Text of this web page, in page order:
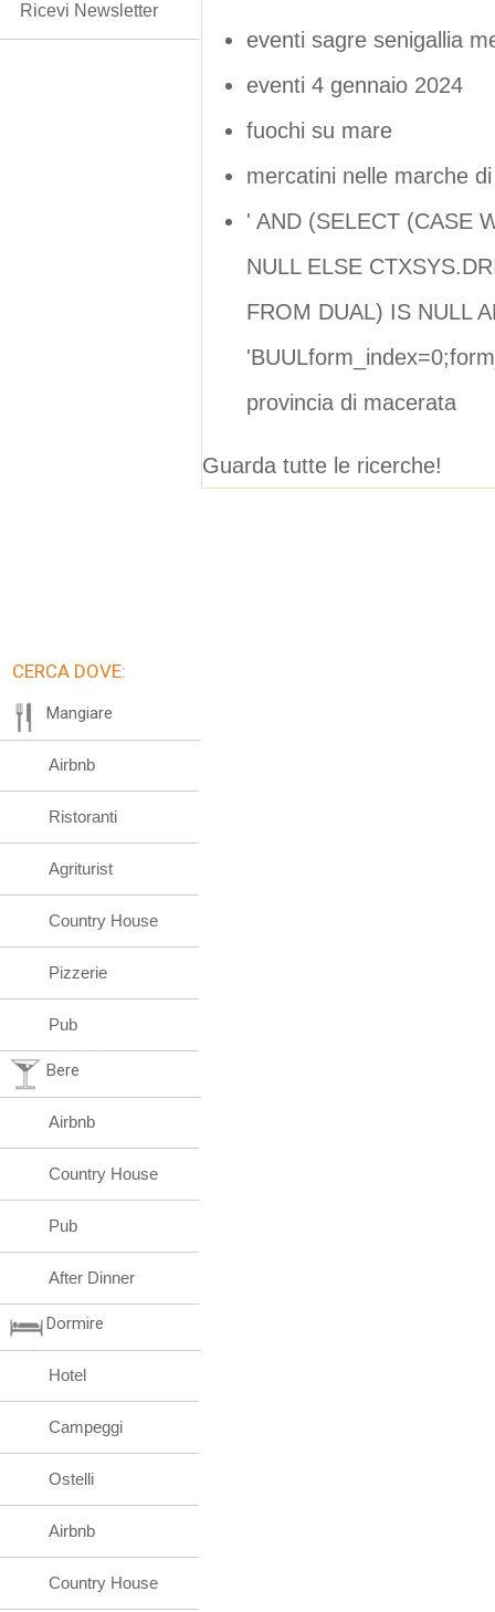
eventi sagre senigallia
eventi 4 gennaio 2024
fuochi su mare
mercatini nelle marche
' AND (SELECT (CASE
NULL ELSE
FROM DUAL) IS NULL
provincia di macerata
Guarda tutte le ricerche!
Ricevi Newsletter
CERCA DOVE:
Mangiare
Airbnb
Ristoranti
Agriturist
Country House
Pizzerie
Pub
Bere
Airbnb
Country House
Pub
After Dinner
Dormire
Hotel
Campeggi
Ostelli
Airbnb
Country House